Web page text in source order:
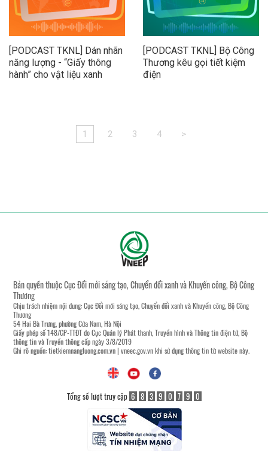
[PODCAST TKNL] Dán nhãn
năng lượng - “Giấy thông
hành” cho vật liệu xanh
[PODCAST TKNL] Bộ Công
Thương kêu gọi tiết kiệm
điện
1 2 3 4 >
Bản quyền thuộc Cục Đổi mới sáng tạo, Chuyển đổi xanh và Khuyến công, Bộ Công
Thương
Chịu trách nhiệm nội dung: Cục Đổi mới sáng tạo, Chuyển đổi xanh và Khuyến công, Bộ Công
Thương
54 Hai Bà Trưng, phường Cửa Nam, Hà Nội
Giấy phép số 148/GP-TTĐT do Cục Quản lý Phát thanh, Truyền hình và Thông tin điện tử, Bộ
thông tin và Truyền thông cấp ngày 3/8/2019
Ghi rõ nguồn:tietkiemnangluong.com.vn| vneec.gov.vnkhi sử dụng thông tin từ website này.
Tổng số lượt truy cập 6 8 3 9 0 7 9 0